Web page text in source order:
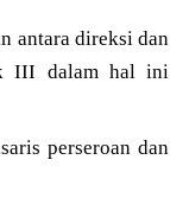
antara direksi dan
III dalam hal ini
perseroan dan